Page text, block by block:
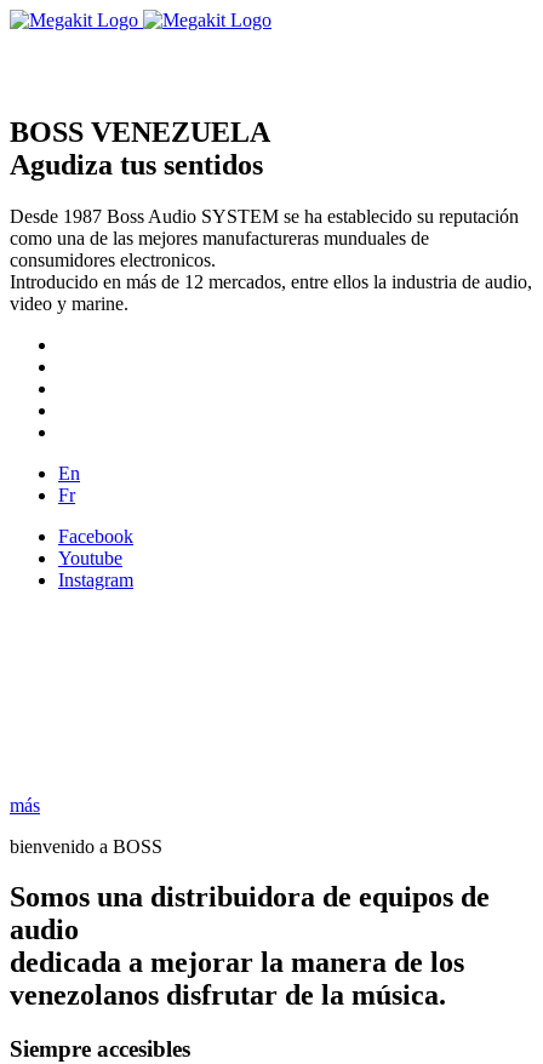
BOSS VENEZUELA
Agudiza tus sentidos
Desde 1987 Boss Audio SYSTEM se ha establecido su reputación
como una de las mejores manufactureras munduales de
consumidores electronicos.
Introducido en más de 12 mercados, entre ellos la industria de audio,
video y marine.
En
Fr
Facebook
Youtube
Instagram
más
bienvenido a BOSS
Somos una distribuidora de equipos de
audio
dedicada a mejorar la manera de los
venezolanos disfrutar de la música.
Siempre accesibles